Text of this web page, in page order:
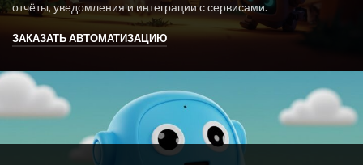
отчёты, уведомления и интеграции с сервисами.
ЗАКАЗАТЬ АВТОМАТИЗАЦИЮ